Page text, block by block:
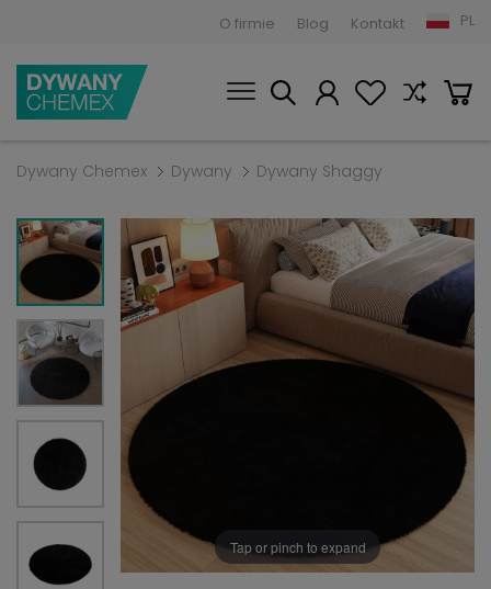
O firmie Blog Kontakt PL
Dywany Chemex Dywany Dywany Shaggy
Tap or pinch to expand